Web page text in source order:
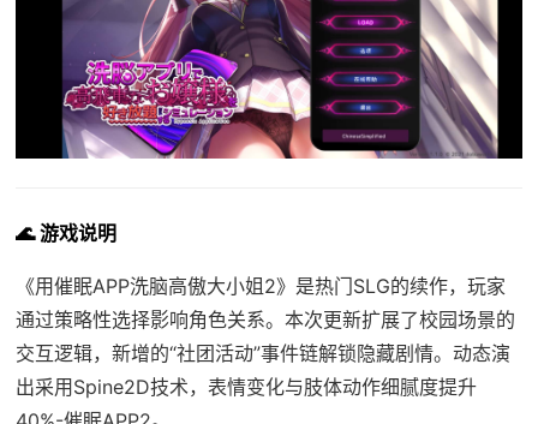
🌊 游戏说明
《用催眠APP洗脑高傲大小姐2》是热门SLG的续作，玩家
通过策略性选择影响角色关系。本次更新扩展了校园场景的
交互逻辑，新增的“社团活动”事件链解锁隐藏剧情。动态演
出采用Spine2D技术，表情变化与肢体动作细腻度提升